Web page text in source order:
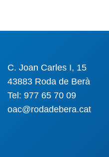
C. Joan Carles I, 15
43883 Roda de Berà
Tel: 977 65 70 09
oac@rodadebera.cat